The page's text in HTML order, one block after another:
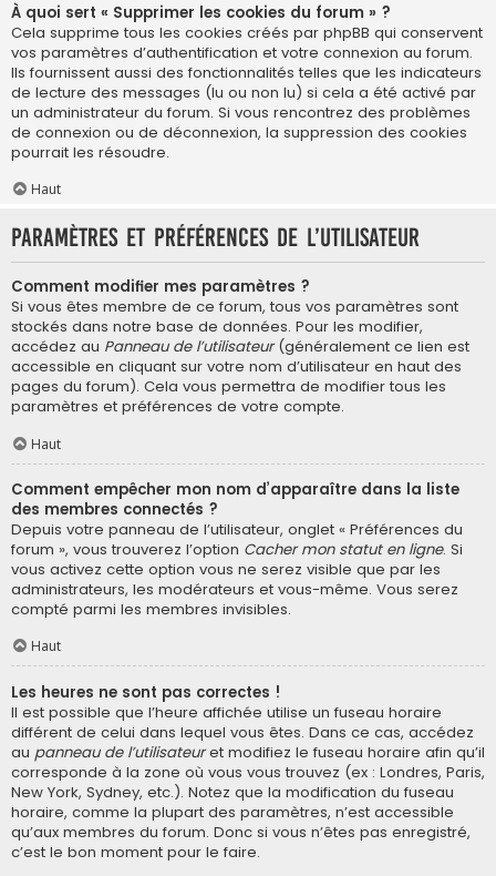
À quoi sert « Supprimer les cookies du forum » ?
Cela supprime tous les cookies créés par phpBB qui conservent
vos paramètres d’authentification et votre connexion au forum.
Ils fournissent aussi des fonctionnalités telles que les indicateurs
de lecture des messages (lu ou non lu) si cela a été activé par
un administrateur du forum. Si vous rencontrez des problèmes
de connexion ou de déconnexion, la suppression des cookies
pourrait les résoudre.
Haut
Paramètres et préférences de l’utilisateur
Comment modifier mes paramètres ?
Si vous êtes membre de ce forum, tous vos paramètres sont
stockés dans notre base de données. Pour les modifier,
accédez au Panneau de l’utilisateur(généralement ce lien est
accessible en cliquant sur votre nom d’utilisateur en haut des
pages du forum). Cela vous permettra de modifier tous les
paramètres et préférences de votre compte.
Haut
Comment empêcher mon nom d’apparaître dans la liste
des membres connectés ?
Depuis votre panneau de l’utilisateur, onglet « Préférences du
forum », vous trouverez l’option Cacher mon statut en ligne. Si
vous activez cette option vous ne serez visible que par les
administrateurs, les modérateurs et vous-même. Vous serez
compté parmi les membres invisibles.
Haut
Les heures ne sont pas correctes !
Il est possible que l’heure affichée utilise un fuseau horaire
différent de celui dans lequel vous êtes. Dans ce cas, accédez
au panneau de l’utilisateuret modifiez le fuseau horaire afin qu’il
corresponde à la zone où vous vous trouvez (ex : Londres, Paris,
New York, Sydney, etc.). Notez que la modification du fuseau
horaire, comme la plupart des paramètres, n’est accessible
qu’aux membres du forum. Donc si vous n’êtes pas enregistré,
c’est le bon moment pour le faire.